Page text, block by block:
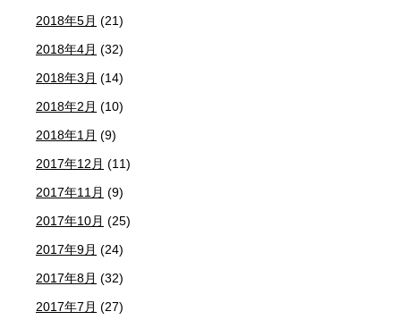
2018年5月 (21)
2018年4月 (32)
2018年3月 (14)
2018年2月 (10)
2018年1月 (9)
2017年12月 (11)
2017年11月 (9)
2017年10月 (25)
2017年9月 (24)
2017年8月 (32)
2017年7月 (27)